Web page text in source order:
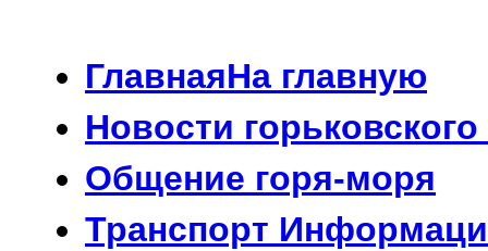
ГлавнаяНа главную
Новости
Общение горя-моря
Транспорт